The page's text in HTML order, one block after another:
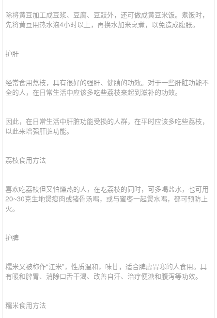
除将黄豆加工成豆浆、豆腐、豆豉外，还可做成黄豆米饭。煮饭时，
先将黄豆用热水泡4小时以上，再换水加米烹煮，以免造成腹胀。
护肝
经常食用荔枝，具有很好的强肝、健胰的功效。对于一些肝脏功能不
全的人，在日常生活中应该多吃些荔枝来起到滋补的功效。
因此，在日常生活中肝脏功能受损的人群，在平时应该多吃些荔枝，
以此来增强肝脏功能。
荔枝食用方法
喜欢吃荔枝但又怕燥热的人，在吃荔枝的同时，可多喝盐水，也可用
20~30克生地煲瘦肉或猪骨汤喝，或与蜜枣一起煲水喝，都可预防上
火。
护脾
糯米又被称作“江米”，性质温和，味甘，适合脾虚胃寒的人食用。具
有暖和脾胃、消除口舌干渴、改善自汗、治疗便溏和腹泻等功效。
糯米食用方法